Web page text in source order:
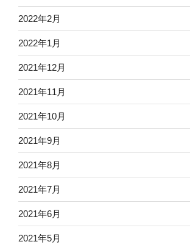
2022年2月
2022年1月
2021年12月
2021年11月
2021年10月
2021年9月
2021年8月
2021年7月
2021年6月
2021年5月